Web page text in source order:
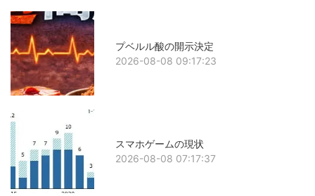
プベルル酸の開示決定
2026-08-08 09:17:23
スマホゲームの現状
2026-08-08 07:17:37